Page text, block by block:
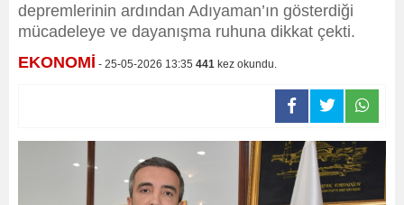
depremlerinin ardından Adıyaman’ın gösterdiği
mücadeleye ve dayanışma ruhuna dikkat çekti.
EKONOMİ - 25-05-2026 13:35 441 kez okundu.